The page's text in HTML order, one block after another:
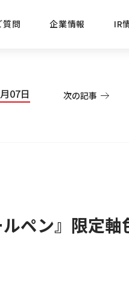
目的
おす
質問 企業情報
ごあいさつ
IR
株式情報
07日 次の記事
ペン』限定